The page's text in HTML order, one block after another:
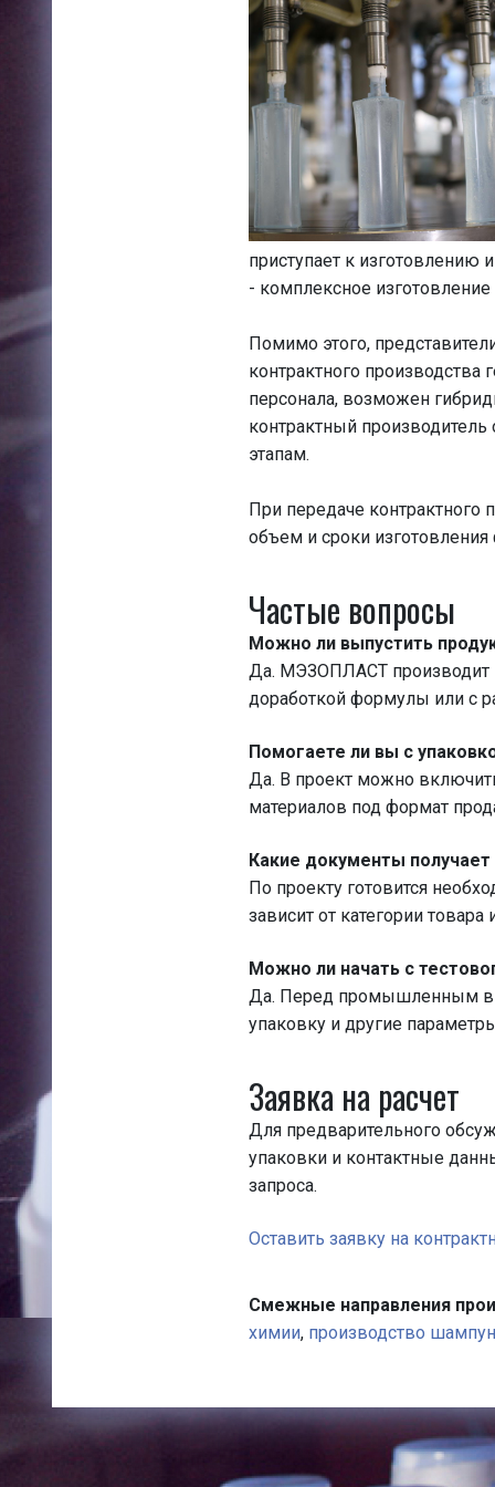
приступает к изготовлению
- комплексное
Помимо этого,
контрактного
персонала, возможен
контрактный
этапам.
При передаче контрактного
объем и сроки
Частые вопросы
Можно ли выпустить
Да. МЭЗОПЛАСТ производит
доработкой формулы или с
Помогаете ли вы с
Да. В проект можно
материалов под формат
Какие документы получает
По проекту готовится
зависит от категории товара
Можно ли начать с
Да. Перед промышленным
упаковку и другие
Заявка на расчет
Для предварительного
упаковки и контактные
запроса.
Оставить заявку на
Смежные направления
химии, производство